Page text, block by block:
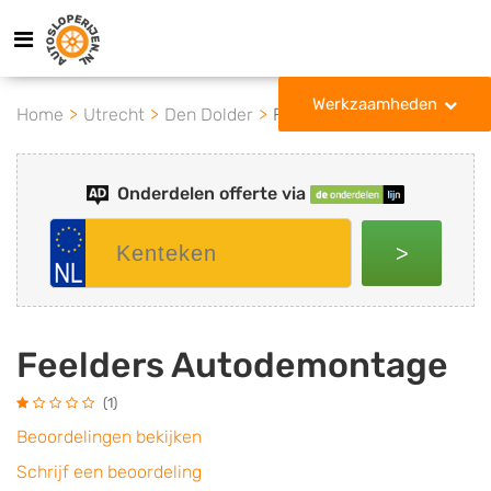
Werkzaamheden
Home Utrecht Den Dolder Feelders Autodemontage
Onderdelen offerte via
>
Feelders Autodemontage
(1)
Beoordelingen bekijken
Schrijf een beoordeling